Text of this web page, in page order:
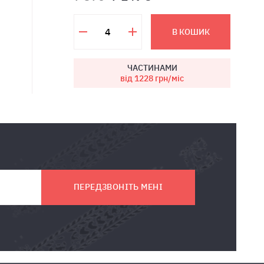
В КОШИК
ЧАСТИНАМИ
від 1228 грн/міс
ПЕРЕДЗВОНІТЬ МЕНІ